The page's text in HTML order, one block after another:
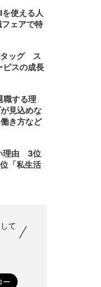
使える人
ェアで特
タッグ ス
ビスの成長
職する理
見込めな
き方など
理由 3位
「私生活
て